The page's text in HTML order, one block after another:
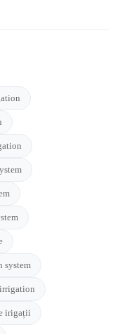
system
irigații